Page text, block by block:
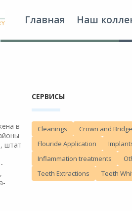
Главная Наш
в
штат
СЕРВИСЫ
Cleanings Crown and
Flouride Application
Inflammation treatments
Teeth Extractions
Teeth